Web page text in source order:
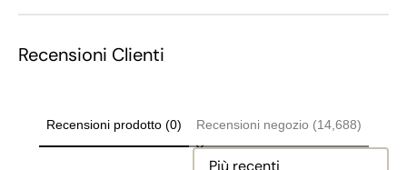
Recensioni Clienti
Recensioni prodotto (0) Recensioni negozio (14,688)
Sort reviews by